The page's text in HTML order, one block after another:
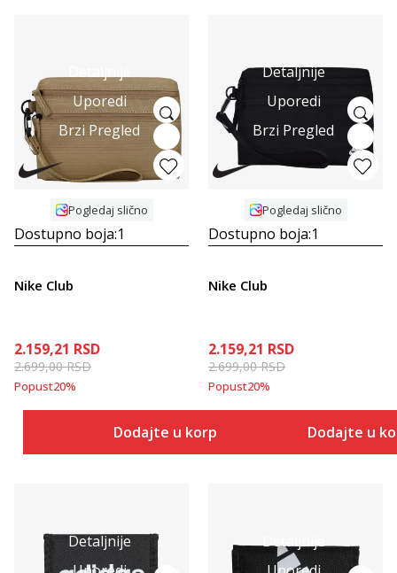
Uporedi
Brzi Pregled
Pogledaj slično
Dostupno boja:1
Nike Club
2.159,21 RSD
2.699,00RSD
Popust20%
Dodajte u korpu
Detaljnije
Uporedi
Brzi Pregled
Pogledaj slično
Dostupno boja:1
Nike Club
2.159,21 RSD
2.699,00RSD
Popust20%
Dodajte u
Detaljnije
Detaljnije